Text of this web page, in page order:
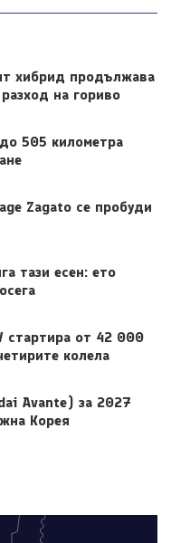
хибрид продължава
на гориво
505 километра
Zagato се пробуди
тази есен: ето
стартира от 42 000
колела
Avante) за 2027
Корея